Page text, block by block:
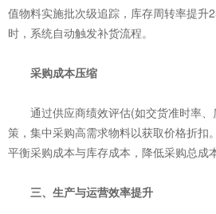
值物料实施批次级追踪，库存周转率提升
时，系统自动触发补货流程。
‌采购成本压缩‌
通过供应商绩效评估(如交货准时率、
策，集中采购高需求物料以获取价格折扣
平衡采购成本与库存成本，降低采购总成
三、生产与运营效率提升